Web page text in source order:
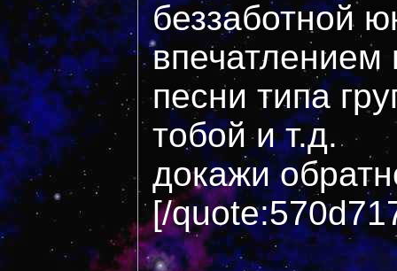
беззаботной
впечатлением
песни типа
тобой и т.д.
докажи
[/